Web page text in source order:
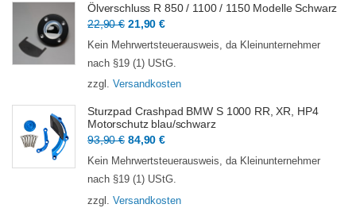
Ölverschluss R 850 / 1100 / 1150 Modelle Schwarz
22,90€ Ursprünglicher
Preis
war:
22,90 €
21,90€Aktueller
Preis
ist:
21,90 €.
Kein Mehrwertsteuerausweis, da Kleinunternehmer
nach §19 (1) UStG.
zzgl. Versandkosten
Sturzpad Crashpad BMW S 1000 RR, XR, HP4
Motorschutz blau/schwarz
93,90€ Ursprünglicher
Preis
war:
93,90 €
84,90€Aktueller
Preis
ist:
84,90 €.
Kein Mehrwertsteuerausweis, da Kleinunternehmer
nach §19 (1) UStG.
zzgl. Versandkosten